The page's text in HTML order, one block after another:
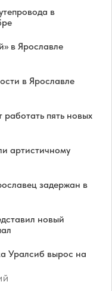
в
в Ярославле
в Ярославле
пять новых
артистичному
задержан в
новый
Уралсиб вырос на